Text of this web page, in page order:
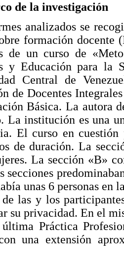
de la investigación
analizados se
formación docente
de un curso de
y Educación para la
Central de
de Docentes
Básica. La autora
La institución es una
El curso en cuestión
de duración. La
La sección «B»
secciones
unas 6 personas en
de las y los
su privacidad. En el
Práctica
una extensión